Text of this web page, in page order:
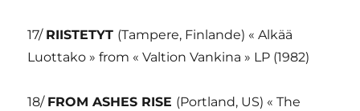
17/ RIISTETYT (Tampere, Finlande) « Alkää
Luottako » from « Valtion Vankina » LP (1982)
18/ FROM ASHES RISE (Portland, US) « The